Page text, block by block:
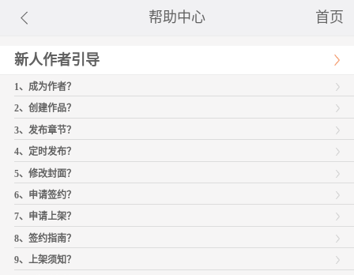
帮助中心 首页
新人作者引导
1、成为作者？
2、创建作品？
3、发布章节？
4、定时发布？
5、修改封面？
6、申请签约？
7、申请上架？
8、签约指南？
9、上架须知？